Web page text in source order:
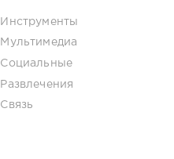
Инструменты
Мультимедиа
Социальные
Развлечения
Связь